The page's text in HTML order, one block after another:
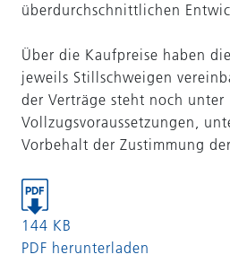
überdurchschnittlichen
Über die Kaufpreise haben
jeweils Stillschweigen
der Verträge steht noch unter
Vollzugsvoraussetzungen,
Vorbehalt der Zustimmung
144 KB
PDF herunterladen